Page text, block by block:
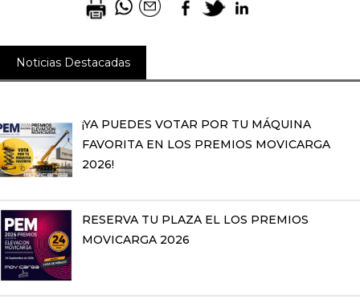
Noticias Destacadas
¡YA PUEDES VOTAR POR TU MÁQUINA
FAVORITA EN LOS PREMIOS MOVICARGA
2026!
RESERVA TU PLAZA EL LOS PREMIOS
MOVICARGA 2026